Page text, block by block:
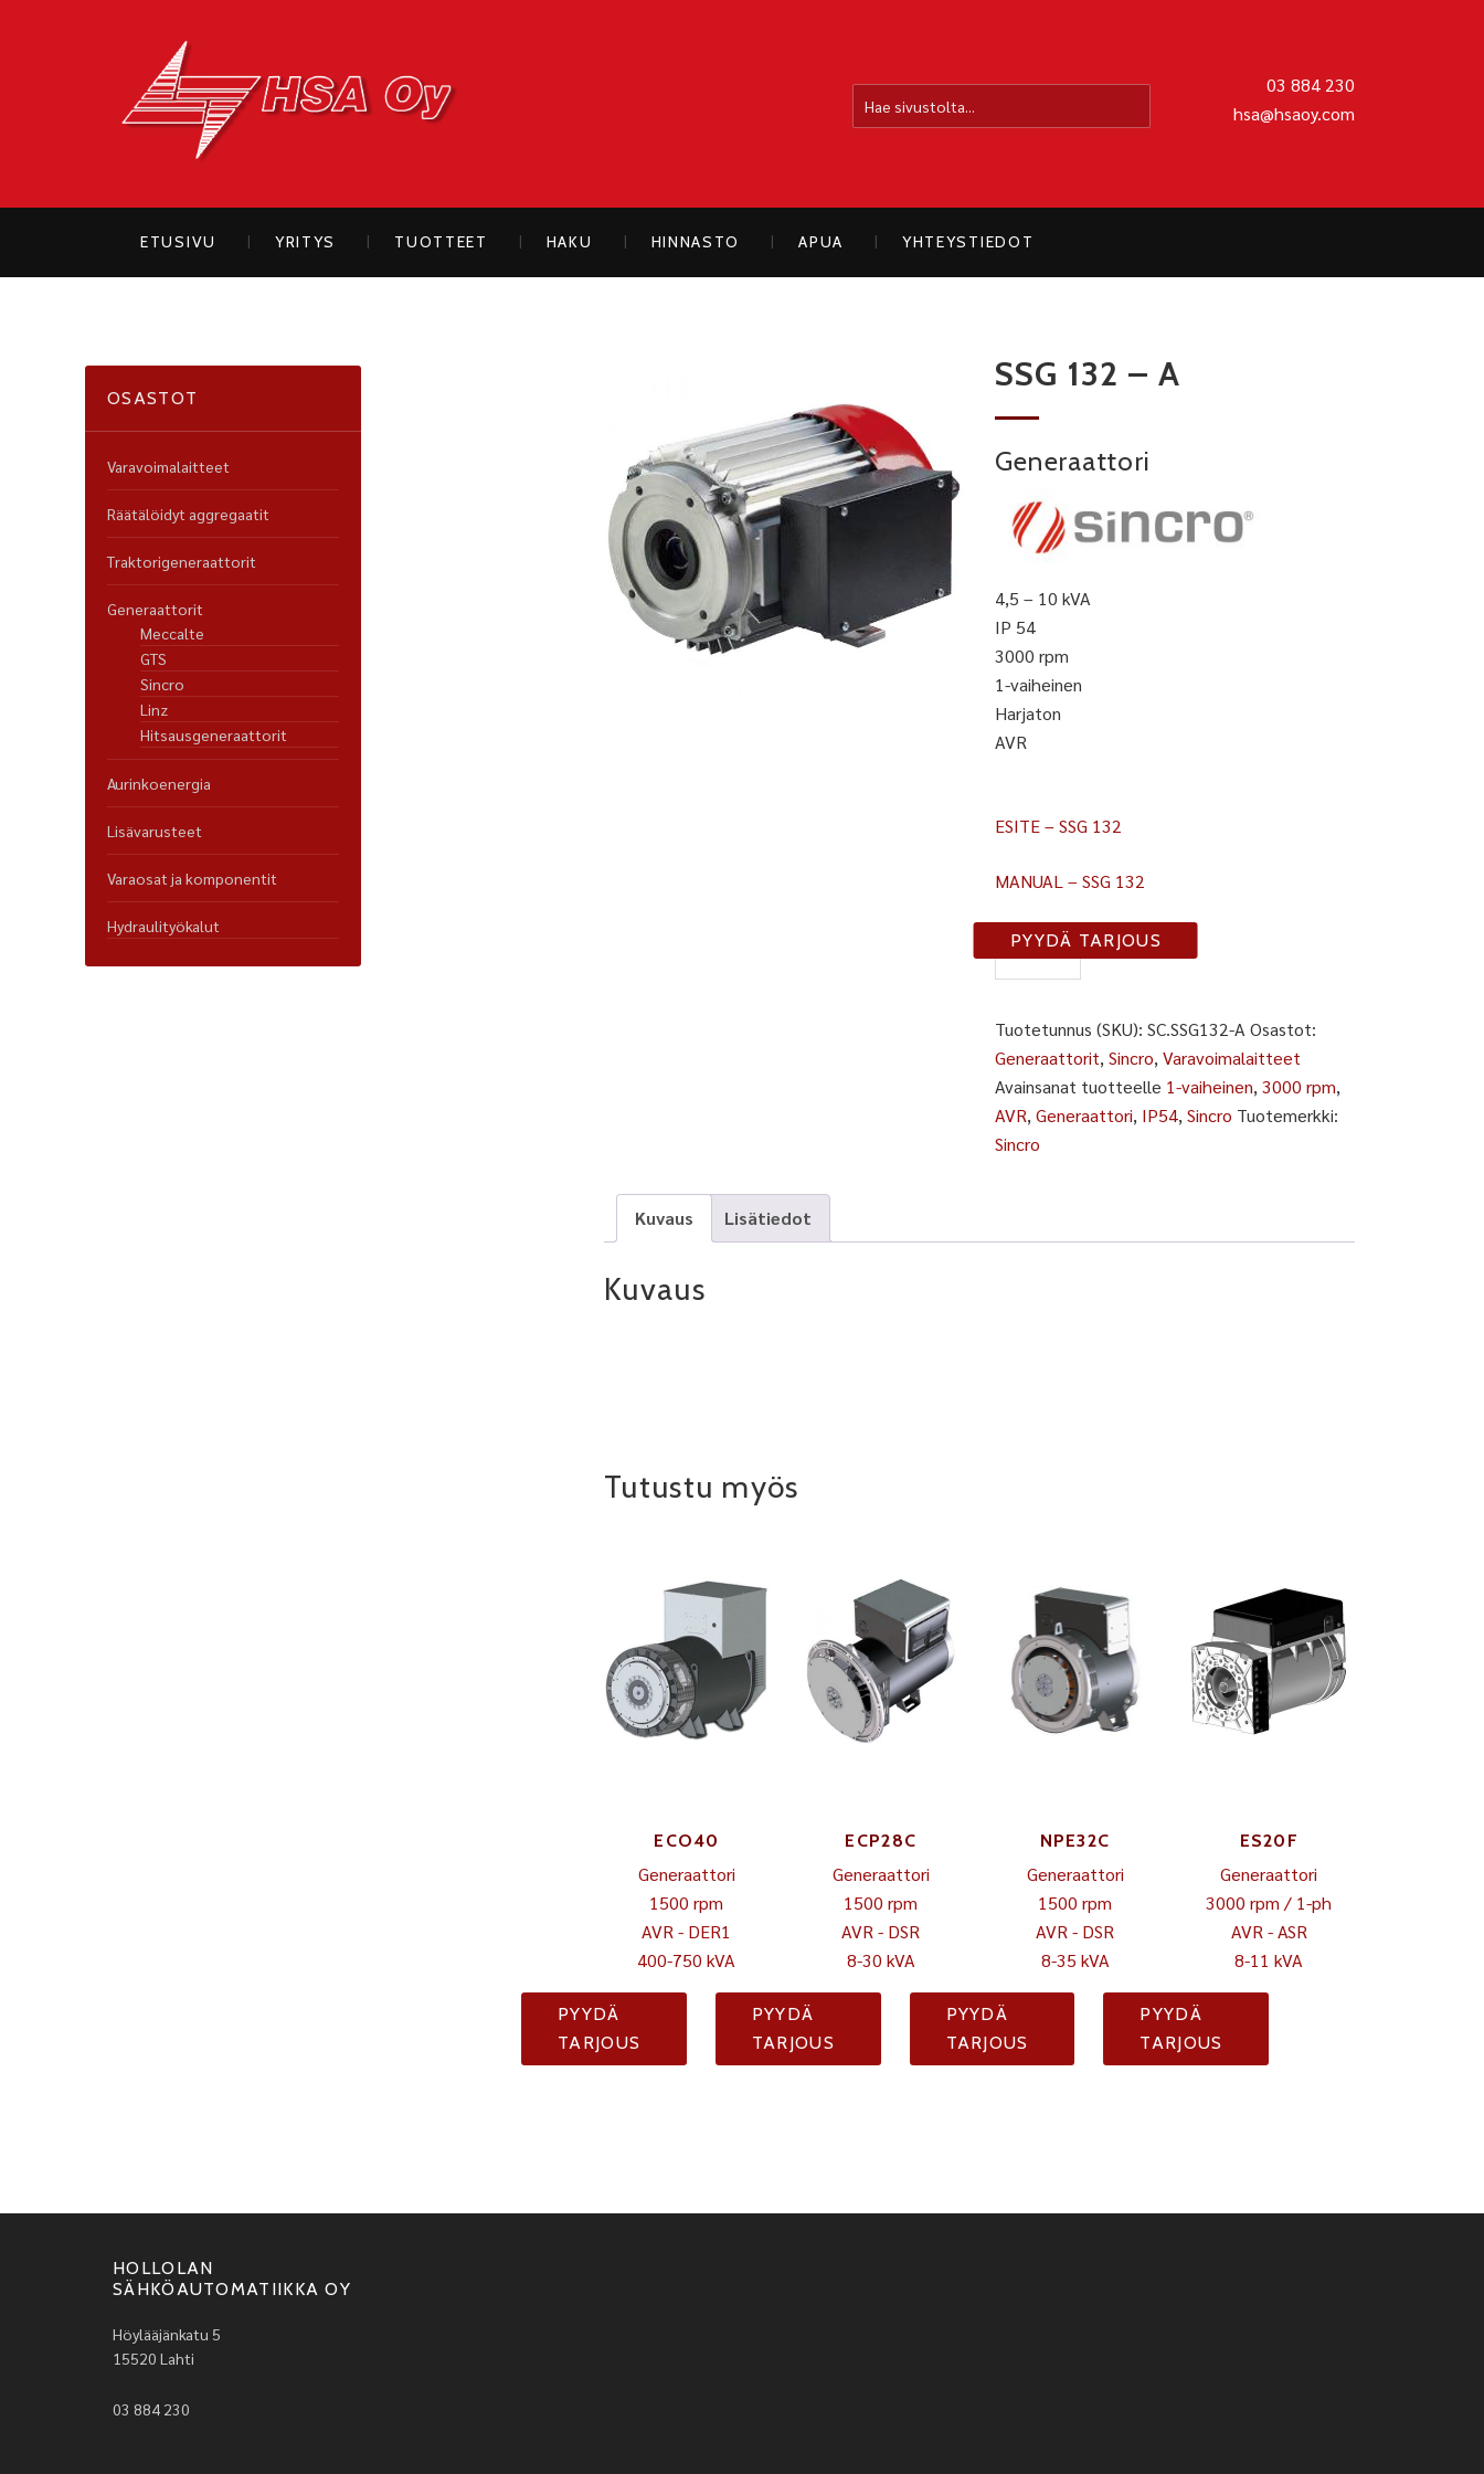
03 884 230
hsa@hsaoy.com
ETUSIVU YRITYS TUOTTEET HAKU HINNASTO APUA YHTEYSTIEDOT
SSG 132 – A
Generaattori
4,5 – 10 kVA
IP 54
3000 rpm
1-vaiheinen
Harjaton
AVR
ESITE – SSG 132
MANUAL – SSG 132
SSG
132
A
määrä
PYYDÄ TARJOUS
Tuotetunnus (SKU): SC.SSG132-A Osastot:
Generaattorit, Sincro, Varavoimalaitteet
Avainsanat tuotteelle 1-vaiheinen, 3000 rpm,
AVR, Generaattori, IP54, Sincro Tuotemerkki:
Sincro
Kuvaus Lisätiedot
Kuvaus
Tutustu myös
ECO40
Generaattori
1500 rpm
AVR - DER1
400-750 kVA
PYYDÄ
TARJOUS
ECP28C
Generaattori
1500 rpm
AVR - DSR
8-30 kVA
PYYDÄ
TARJOUS
NPE32C
Generaattori
1500 rpm
AVR - DSR
8-35 kVA
PYYDÄ
TARJOUS
ES20F
Generaattori
3000 rpm / 1-ph
AVR - ASR
8-11 kVA
PYYDÄ
TARJOUS
OSASTOT
Varavoimalaitteet
Räätälöidyt aggregaatit
Traktorigeneraattorit
Generaattorit
Meccalte
GTS
Sincro
Linz
Hitsausgeneraattorit
Aurinkoenergia
Lisävarusteet
Varaosat ja komponentit
Hydraulityökalut
HOLLOLAN
SÄHKÖAUTOMATIIKKA OY
Höylääjänkatu 5
15520 Lahti
03 884 230